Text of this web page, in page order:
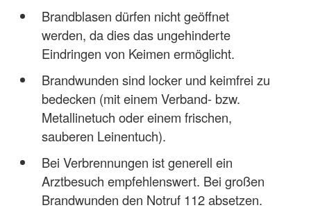
Brandblasen dürfen nicht geöffnet
werden, da dies das ungehinderte
Eindringen von Keimen ermöglicht.
Brandwunden sind locker und keimfrei zu
bedecken (mit einem Verband- bzw.
Metallinetuch oder einem frischen,
sauberen Leinentuch).
Bei Verbrennungen ist generell ein
Arztbesuch empfehlenswert. Bei großen
Brandwunden den Notruf 112 absetzen.